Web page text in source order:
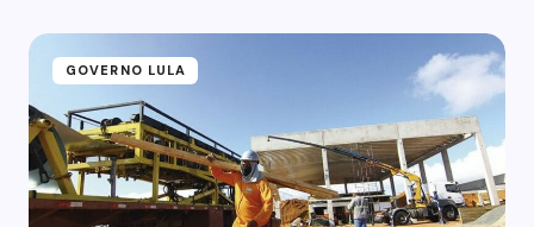
GOVERNO LULA